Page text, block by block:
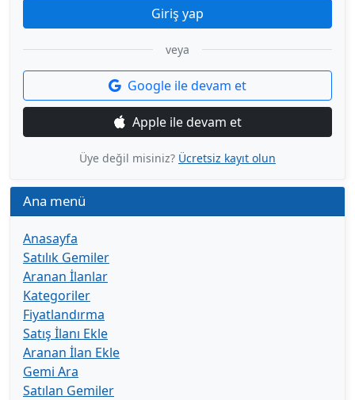
Giriş yap
veya
Google ile devam et
Apple ile devam et
Üye değil misiniz? Ücretsiz kayıt olun
Ana menü
Anasayfa
Satılık Gemiler
Aranan İlanlar
Kategoriler
Fiyatlandırma
Satış İlanı Ekle
Aranan İlan Ekle
Gemi Ara
Satılan Gemiler